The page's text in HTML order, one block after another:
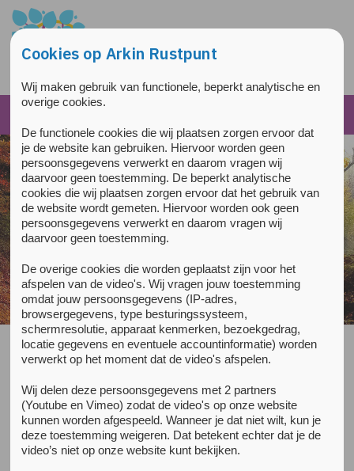
Overslaan en naar de inhoud gaan
Direct naar de hoofdnavigatie
Steek een kaarsje aan
Alle nieuwsberichten
30 augustus 2023
Beannacht/Blessing
On the day when
the weight deadens
on your shoulders
Cookies op Arkin Rustpunt
Wij maken gebruik van functionele, beperkt analytische en
overige cookies.
De functionele cookies die wij plaatsen zorgen ervoor dat
je de website kan gebruiken. Hiervoor worden geen
persoonsgegevens verwerkt en daarom vragen wij
daarvoor geen toestemming. De beperkt analytische
cookies die wij plaatsen zorgen ervoor dat het gebruik van
de website wordt gemeten. Hiervoor worden ook geen
persoonsgegevens verwerkt en daarom vragen wij
daarvoor geen toestemming.
De overige cookies die worden geplaatst zijn voor het
afspelen van de video's. Wij vragen jouw toestemming
omdat jouw persoonsgegevens (IP-adres,
browsergegevens, type besturingssysteem,
schermresolutie, apparaat kenmerken, bezoekgedrag,
locatie gegevens en eventuele accountinformatie) worden
verwerkt op het moment dat de video's afspelen.
Wij delen deze persoonsgegevens met 2 partners
(Youtube en Vimeo) zodat de video's op onze website
kunnen worden afgespeeld. Wanneer je dat niet wilt, kun je
deze toestemming weigeren. Dat betekent echter dat je de
video’s niet op onze website kunt bekijken.